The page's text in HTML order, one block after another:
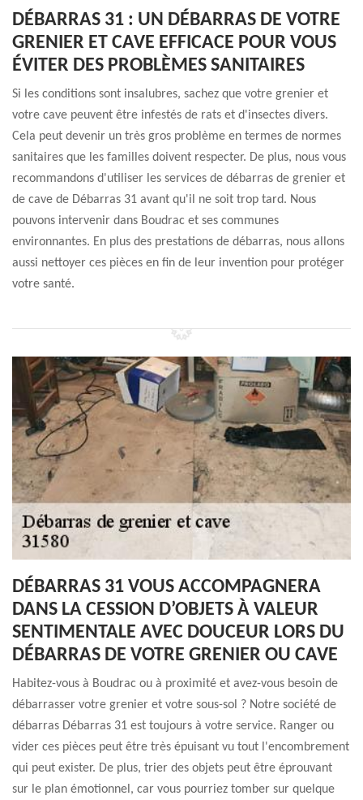
DÉBARRAS 31 : UN DÉBARRAS DE VOTRE
GRENIER ET CAVE EFFICACE POUR VOUS
ÉVITER DES PROBLÈMES SANITAIRES
Si les conditions sont insalubres, sachez que votre grenier et
votre cave peuvent être infestés de rats et d'insectes divers.
Cela peut devenir un très gros problème en termes de normes
sanitaires que les familles doivent respecter. De plus, nous vous
recommandons d'utiliser les services de débarras de grenier et
de cave de Débarras 31 avant qu'il ne soit trop tard. Nous
pouvons intervenir dans Boudrac et ses communes
environnantes. En plus des prestations de débarras, nous allons
aussi nettoyer ces pièces en fin de leur invention pour protéger
votre santé.
DÉBARRAS 31 VOUS ACCOMPAGNERA
DANS LA CESSION D’OBJETS À VALEUR
SENTIMENTALE AVEC DOUCEUR LORS DU
DÉBARRAS DE VOTRE GRENIER OU CAVE
Habitez-vous à Boudrac ou à proximité et avez-vous besoin de
débarrasser votre grenier et votre sous-sol ? Notre société de
débarras Débarras 31 est toujours à votre service. Ranger ou
vider ces pièces peut être très épuisant vu tout l'encombrement
qui peut exister. De plus, trier des objets peut être éprouvant
sur le plan émotionnel, car vous pourriez tomber sur quelque